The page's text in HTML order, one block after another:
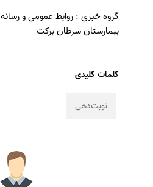
گروه خبری : روابط عمومی و رسانه
بیمارستان سرطان برکت
کلمات کلیدی
نوبت‌دهی